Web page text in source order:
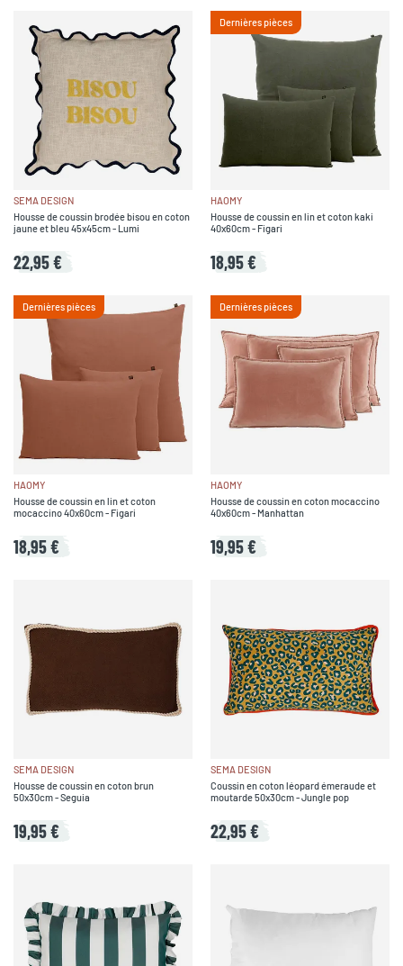
SEMA DESIGN
Housse de coussin brodée bisou en coton
jaune et bleu 45x45cm - Lumi
22,95 €
Dernières pièces
HAOMY
Housse de coussin en lin et coton kaki
40x60cm - Figari
18,95 €
Dernières pièces
HAOMY
Housse de coussin en lin et coton
mocaccino 40x60cm - Figari
18,95 €
Dernières pièces
HAOMY
Housse de coussin en coton mocaccino
40x60cm - Manhattan
19,95 €
SEMA DESIGN
Housse de coussin en coton brun
50x30cm - Seguia
19,95 €
SEMA DESIGN
Coussin en coton léopard émeraude et
moutarde 50x30cm - Jungle pop
22,95 €